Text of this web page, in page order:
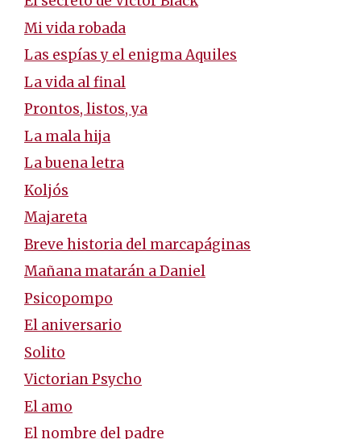
Mi vida robada
Las espías y el enigma Aquiles
La vida al final
Prontos, listos, ya
La mala hija
La buena letra
Koljós
Majareta
Breve historia del marcapáginas
Mañana matarán a Daniel
Psicopompo
El aniversario
Solito
Victorian Psycho
El amo
El nombre del padre